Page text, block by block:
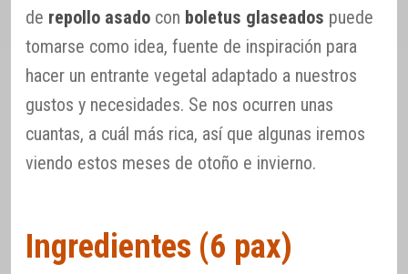
de repollo asado con boletus glaseados puede
tomarse como idea, fuente de inspiración para
hacer un entrante vegetal adaptado a nuestros
gustos y necesidades. Se nos ocurren unas
cuantas, a cuál más rica, así que algunas iremos
viendo estos meses de otoño e invierno.
Ingredientes (6 pax)